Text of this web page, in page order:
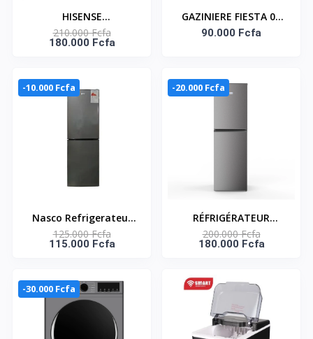
HISENSE
RÉFRIGÉRATEUR
COMBINÉ 259 LITRES -
RD-34DC4SB
210.000 Fcfa
180.000 Fcfa
GAZINIERE FIESTA 04
FEUX AUTOMATIQUE
90.000 Fcfa
-10.000 Fcfa
Nasco Refrigerateur
Combine - NASD2-
243FL-G - 243L (158L
Economie D'Energie -
R600A
125.000 Fcfa
115.000 Fcfa
-20.000 Fcfa
RÉFRIGÉRATEUR
COMBINE 5 TIROIRS -
251 LIT NET - SNASD2-
200.000 Fcfa
180.000 Fcfa
-30.000 Fcfa